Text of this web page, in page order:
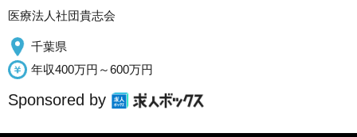
医療法人社団貴志会
千葉県
年収400万円～600万円
Sponsored by